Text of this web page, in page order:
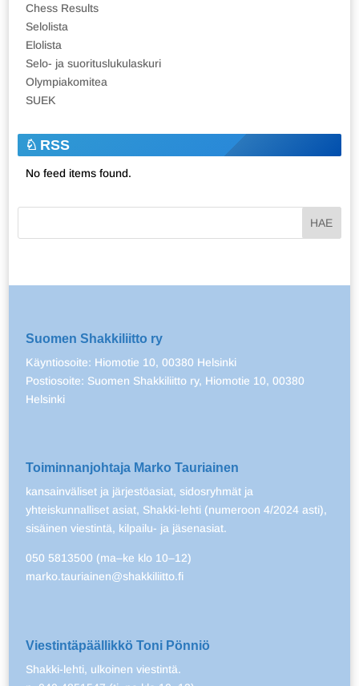
Chess Results
Selolista
Elolista
Selo- ja suorituslukulaskuri
Olympiakomitea
SUEK
RSS
No feed items found.
Suomen Shakkiliitto ry
Käyntiosoite: Hiomotie 10, 00380 Helsinki
Postiosoite: Suomen Shakkiliitto ry, Hiomotie 10, 00380
Helsinki
Toiminnanjohtaja Marko Tauriainen
kansainväliset ja järjestöasiat, sidosryhmät ja
yhteiskunnalliset asiat, Shakki-lehti (numeroon 4/2024 asti),
sisäinen viestintä, kilpailu- ja jäsenasiat.
050 5813500 (ma–ke klo 10–12)
marko.tauriainen@shakkiliitto.fi
Viestintäpäällikkö Toni Pönniö
Shakki-lehti, ulkoinen viestintä.